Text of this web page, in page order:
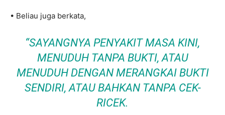
• Beliau juga berkata,
“SAYANGNYA PENYAKIT MASA KINI,
MENUDUH TANPA BUKTI, ATAU
MENUDUH DENGAN MERANGKAI BUKTI
SENDIRI, ATAU BAHKAN TANPA CEK-
RICEK.